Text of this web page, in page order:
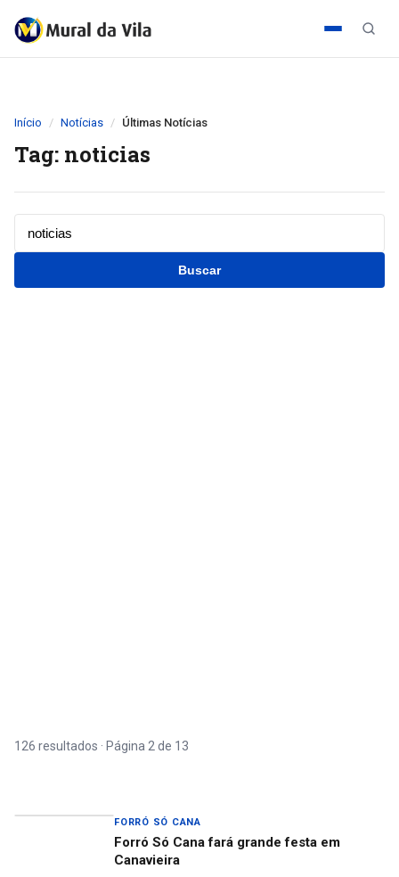
Início Notícias Últimas Notícias
Tag: noticias
Buscar
126 resultados · Página 2 de 13
FORRÓ SÓ CANA
Forró Só Cana fará grande festa em
Canavieira